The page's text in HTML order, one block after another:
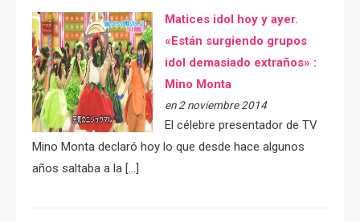
Matices idol hoy y ayer.
«Están surgiendo grupos
idol demasiado extraños» :
Mino Monta
en 2 noviembre 2014
El célebre presentador de TV
Mino Monta declaró hoy lo que desde hace algunos
años saltaba a la […]